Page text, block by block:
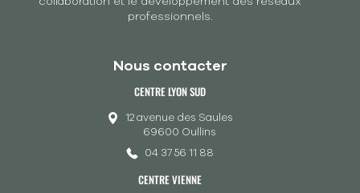
professionnels.
Nous contacter
CENTRE LYON SUD
12 avenue des Saules
69600 Oullins
04 37 56 11 88
CENTRE VIENNE